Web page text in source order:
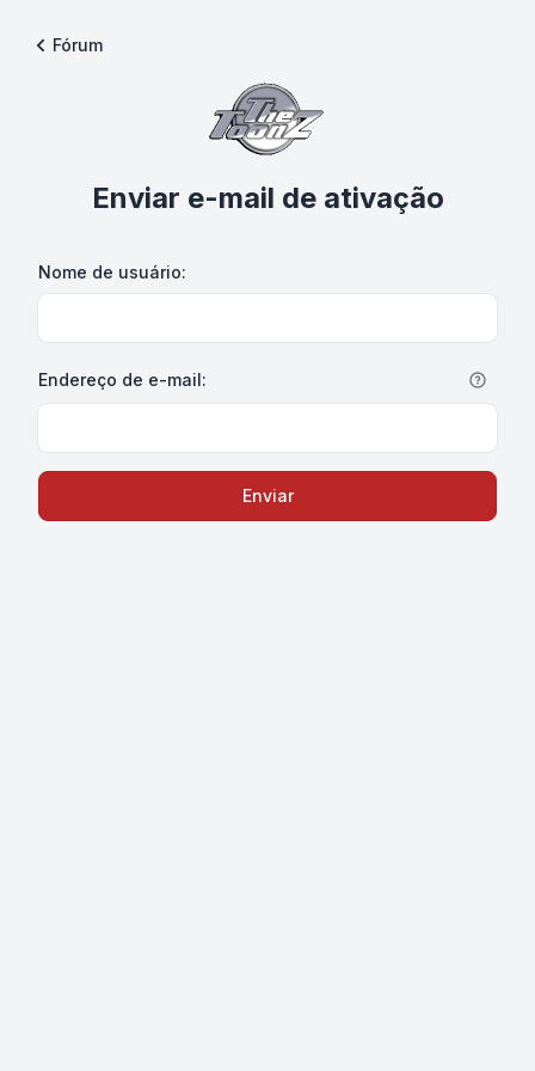
Fórum
Enviar e-mail de ativação
Nome de usuário:
Endereço de e-mail:
Enviar